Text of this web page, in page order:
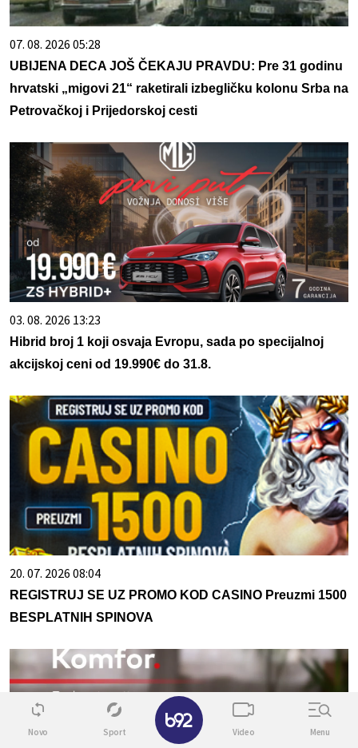
07. 08. 2026 05:28
UBIJENA DECA JOŠ ČEKAJU PRAVDU: Pre 31 godinu
hrvatski „migovi 21“ raketirali izbegličku kolonu Srba na
Petrovačkoj i Prijedorskoj cesti
03. 08. 2026 13:23
Hibrid broj 1 koji osvaja Evropu, sada po specijalnoj
akcijskoj ceni od 19.990€ do 31.8.
20. 07. 2026 08:04
REGISTRUJ SE UZ PROMO KOD CASINO Preuzmi 1500
BESPLATNIH SPINOVA
Novo Sport Video Menu
✕